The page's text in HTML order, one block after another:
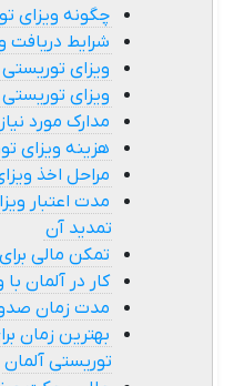
چگونه ویزای
شرایط دریافت
ویزای
ویزای
مدارک مورد
هزینه ویزای
مراحل اخذ
مدت اعتبار
تمدید آن
تمکن مالی
کار در آلمان
مدت زمان
بهترین زمان
توریستی آلمان